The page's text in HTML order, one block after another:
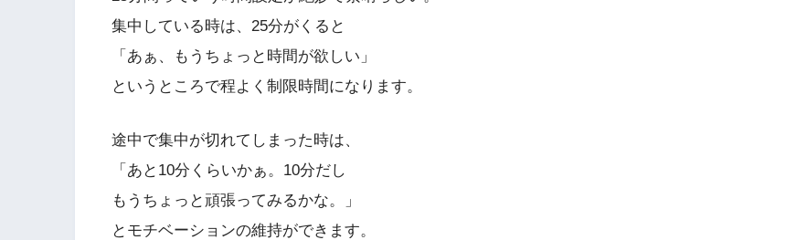
集中している時は、25分がくると
「あぁ、もうちょっと時間が欲しい」
というところで程よく制限時間になります。
途中で集中が切れてしまった時は、
「あと10分くらいかぁ。10分だし
もうちょっと頑張ってみるかな。」
とモチベーションの維持ができます。